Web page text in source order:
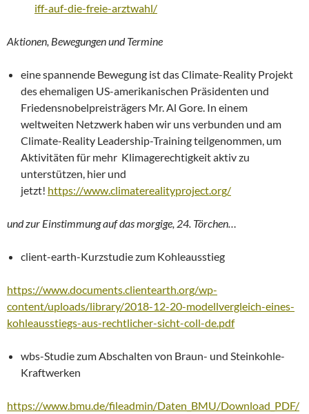
iff-auf-die-freie-arztwahl/
Aktionen, Bewegungen und Termine
eine spannende Bewegung ist das Climate-Reality Projekt
des ehemaligen US-amerikanischen Präsidenten und
Friedensnobelpreisträgers Mr. Al Gore. In einem
weltweiten Netzwerk haben wir uns verbunden und am
Climate-Reality Leadership-Training teilgenommen, um
Aktivitäten für mehr Klimagerechtigkeit aktiv zu
unterstützen, hier und
jetzt! https://www.climaterealityproject.org/
und zur Einstimmung auf das morgige, 24. Törchen…
client-earth-Kurzstudie zum Kohleausstieg
https://www.documents.clientearth.org/wp-
content/uploads/library/2018-12-20-modellvergleich-eines-
kohleausstiegs-aus-rechtlicher-sicht-coll-de.pdf
wbs-Studie zum Abschalten von Braun- und Steinkohle-
Kraftwerken
https://www.bmu.de/fileadmin/Daten_BMU/Download_PDF/